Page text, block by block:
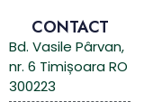
CONTACT
Bd. Vasile Pârvan,
nr. 6 Timișoara RO
300223